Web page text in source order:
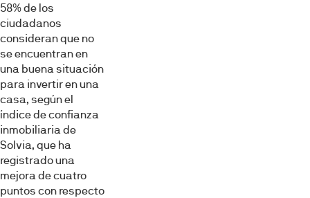
58% de los
ciudadanos
consideran que no
se encuentran en
una buena situación
para invertir en una
casa, según el
índice de confianza
inmobiliaria de
Solvia, que ha
registrado una
mejora de cuatro
puntos con respecto